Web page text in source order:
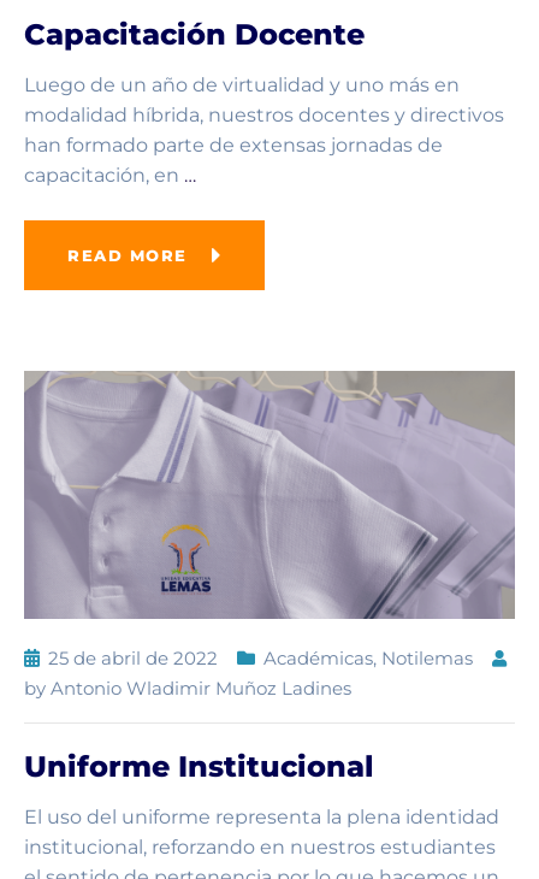
Capacitación Docente
Luego de un año de virtualidad y uno más en
modalidad híbrida, nuestros docentes y directivos
han formado parte de extensas jornadas de
capacitación, en …
READ MORE
25 de abril de 2022 Académicas, Notilemas
by Antonio Wladimir Muñoz Ladines
Uniforme Institucional
El uso del uniforme representa la plena identidad
institucional, reforzando en nuestros estudiantes